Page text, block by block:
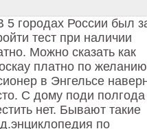
5 городах России был
тест при наличии
Можно сказать как
платно по
в Энгельсе
С дому поди
нет. Бывают такие
по